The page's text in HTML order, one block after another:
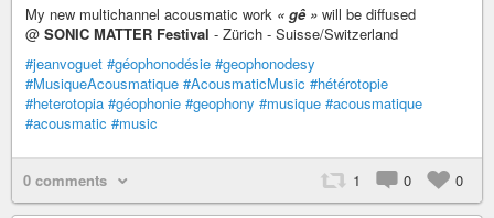
My new multichannel acousmatic work « gê » will be diffused
@ SONIC MATTER Festival - Zürich - Suisse/Switzerland
#jeanvoguet #géophonodésie #geophonodesy
#MusiqueAcousmatique #AcousmaticMusic #hétérotopie
#heterotopia #géophonie #geophony #musique #acousmatique
#acousmatic #music
0 comments 1 0 0